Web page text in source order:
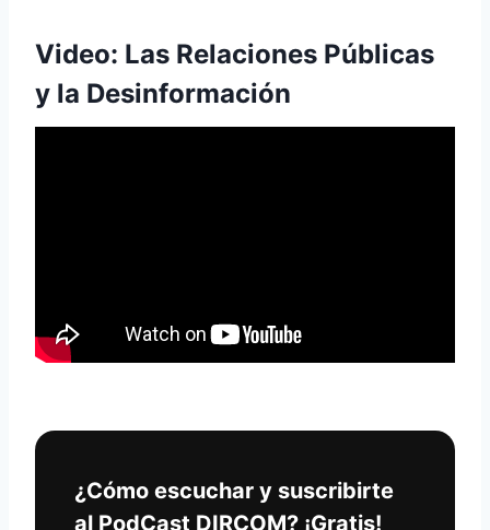
Video: Las Relaciones Públicas
y la Desinformación
¿Cómo escuchar y suscribirte
al PodCast DIRCOM? ¡Gratis!